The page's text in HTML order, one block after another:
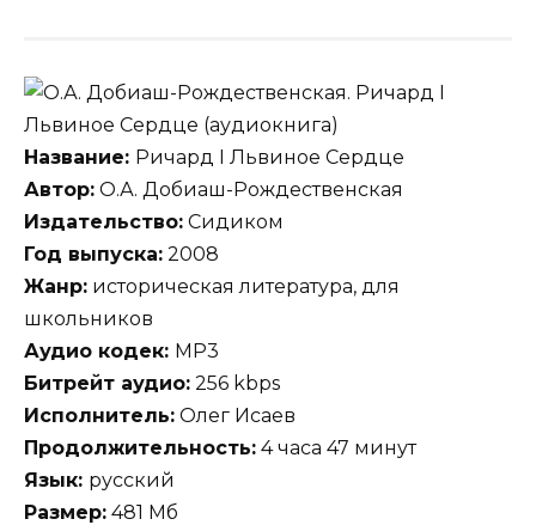
Название: Ричард I Львиное Сердце
Автор: О.А. Добиаш-Рождественская
Издательство: Сидиком
Год выпуска: 2008
Жанр: историческая литература, для
школьников
Аудио кодек: MP3
Битрейт аудио: 256 kbps
Исполнитель: Олег Исаев
Продолжительность: 4 часа 47 минут
Язык: русский
Размер: 481 Мб